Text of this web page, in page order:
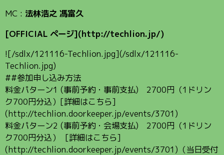
MC : 法林浩之 馮富久
[OFFICIAL ページ](http://techlion.jp/)
![/sdlx/121116-Techlion.jpg](/sdlx/121116-
Techlion.jpg)
##参加申し込み方法
料金パターン1 (事前予約・事前支払) 2700円（1ドリン
ク700円分込）[詳細はこちら]
(http://techlion.doorkeeper.jp/events/3701)
料金パターン2 (事前予約・会場支払) 2700円（1ドリン
ク700円分込） [詳細はこちら]
(http://techlion.doorkeeper.jp/events/3701)（当日受付